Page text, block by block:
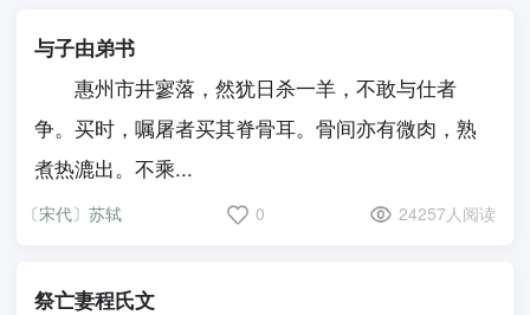
与子由弟书
惠州市井寥落，然犹日杀一羊，不敢与仕者
争。买时，嘱屠者买其脊骨耳。骨间亦有微肉，熟
煮热漉出。不乘...
〔宋代〕苏轼 0 24257人阅读
祭亡妻程氏文